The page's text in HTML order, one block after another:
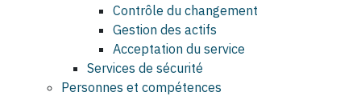
Contrôle du changement
Gestion des actifs
Acceptation du service
Services de sécurité
Personnes et compétences